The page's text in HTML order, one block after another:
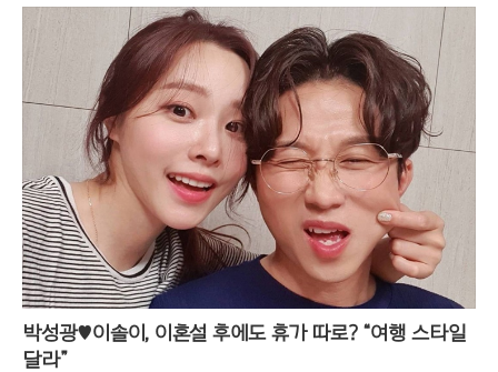
박성광♥이솔이, 이혼설 후에도 휴가 따로? “여행 스타일
달라”